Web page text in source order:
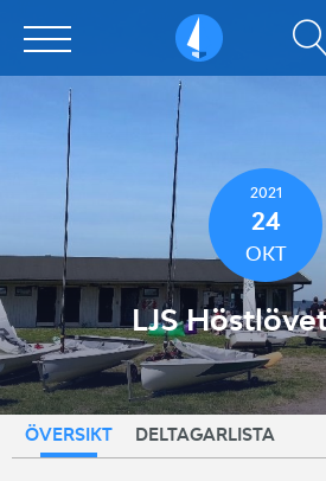
Sailarena
2021
24
OKT
LJS
ÖVERSIKT DELTAGARLISTA